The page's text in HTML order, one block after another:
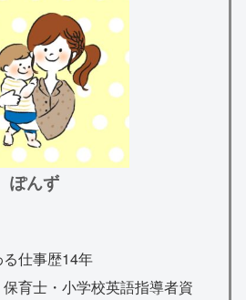
ぽんず
仕事歴14年
育士・小学校英語指導者資